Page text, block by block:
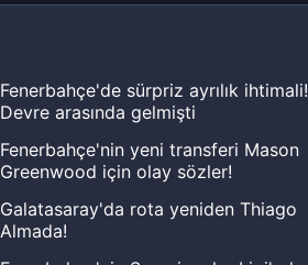
Fenerbahçe'de sürpriz ayrılık ihtimali!
Devre arasında gelmişti
Fenerbahçe'nin yeni transferi Mason
Greenwood için olay sözler!
Galatasaray'da rota yeniden Thiago
Almada!